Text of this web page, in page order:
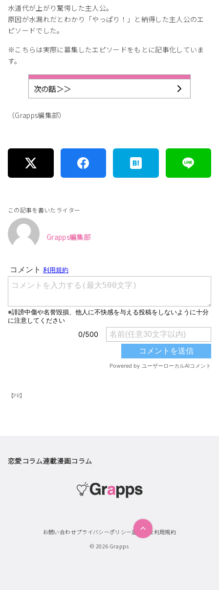
水道代が上がり驚愕した主人公。
原因が水漏れだとわかり「やっぱり！」と納得した主人公のエ
ピソードでした。
※こちらは実際に募集したエピソードをもとに記事化していま
す。
次の話＞＞
（Grapps編集部）
この記事を書いたライター
Grapps編集部
【PR】
恋愛コラム連載漫画コラム
お問い合わせプライバシーポリシー運営会社利用規約
© 2026 Grapps